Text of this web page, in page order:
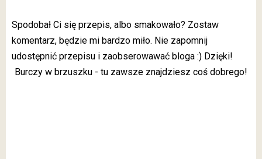
Spodobał Ci się przepis, albo smakowało? Zostaw
komentarz, będzie mi bardzo miło. Nie zapomnij
udostępnić przepisu i zaobserowawać bloga :) Dzięki!
Burczy w brzuszku - tu zawsze znajdziesz coś dobrego!